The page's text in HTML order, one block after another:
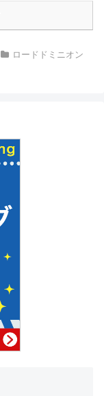
ロードドミニオン